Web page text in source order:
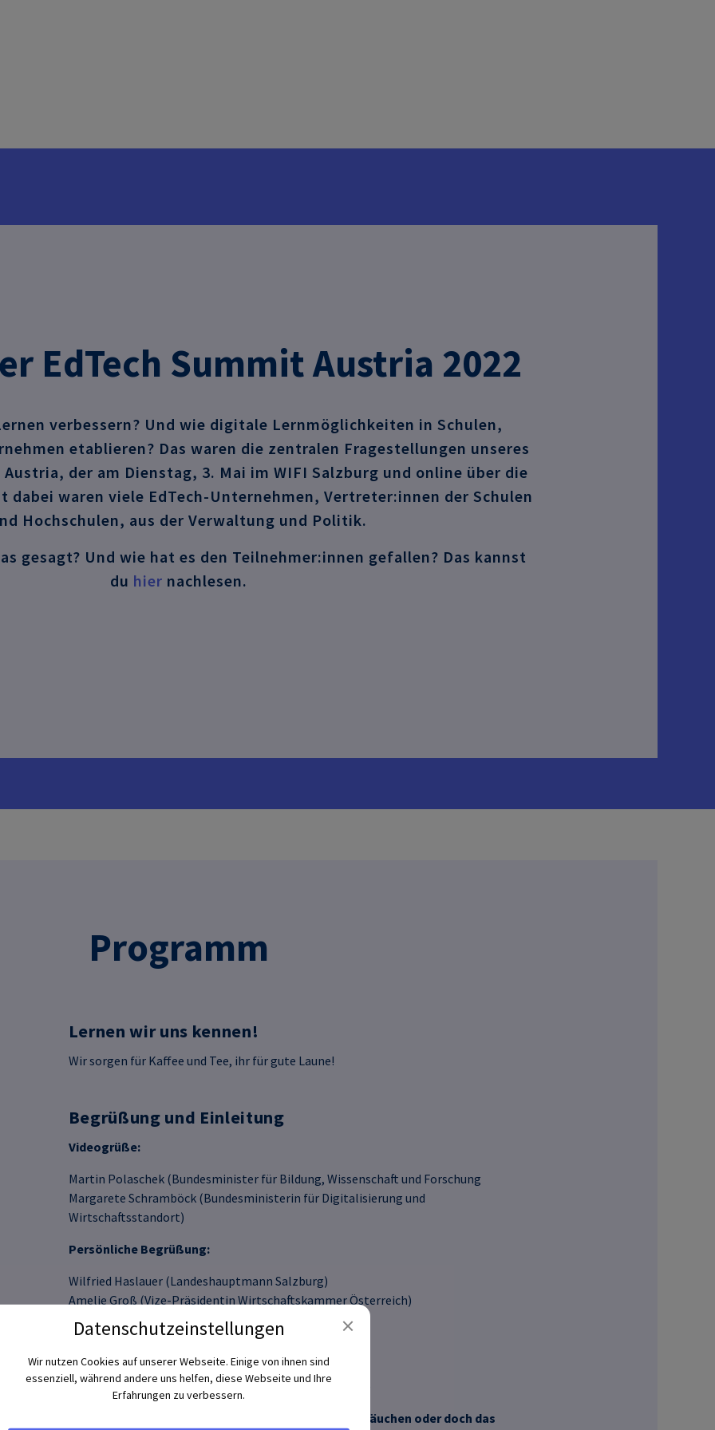
EdTech Summit Austria 2022
verbessern? Und wie digitale Lernmöglichkeiten in Schulen,
etablieren? Das waren die zentralen Fragestellungen unseres
der am Dienstag, 3. Mai im WIFI Salzburg und online über die
dabei waren viele EdTech-Unternehmen, Vertreter:innen der Schulen
Hochschulen, aus der Verwaltung und Politik.
gesagt? Und wie hat es den Teilnehmer:innen gefallen? Das kannst
du hier nachlesen.
Programm
Lernen wir uns kennen!
Wir sorgen für Kaffee und Tee, ihr für gute Laune!
Begrüßung und Einleitung
Videogrüße:
Martin Polaschek (Bundesminister für Bildung, Wissenschaft und Forschung
Margarete Schramböck (Bundesministerin für Digitalisierung und
Wirtschaftsstandort)
Persönliche Begrüßung:
Wilfried Haslauer (Landeshauptmann Salzburg)
Amelie Groß (Vize-Präsidentin Wirtschaftskammer Österreich)
Keynote
Manuel Dolderer (Gründer & PräsidentCODE University
Educational Technologies – alter Wein in neuen Schläuchen oder doch das
Datenschutz­einstellungen
Wir nutzen Cookies auf unserer Webseite. Einige von ihnen sind
essenziell, während andere uns helfen, diese Webseite und Ihre
Erfahrungen zu verbessern.